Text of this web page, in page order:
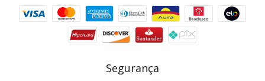
Segurança
Cupom 1a compra: GANHE5